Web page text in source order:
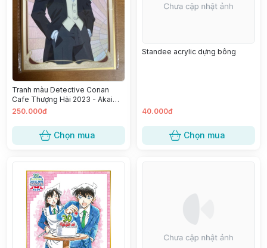
Tranh màu Detective Conan
Cafe Thượng Hải 2023 - Akai
Shuuichi
250.000đ
Chọn mua
Standee acrylic dựng bông
40.000đ
Chọn mua